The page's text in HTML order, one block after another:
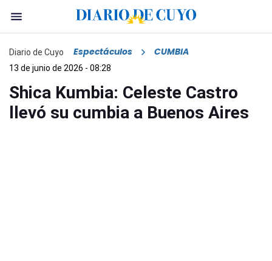
Diario de Cuyo Espectáculos CUMBIA
13 de junio de 2026 - 08:28
Shica Kumbia: Celeste Castro
llevó su cumbia a Buenos Aires